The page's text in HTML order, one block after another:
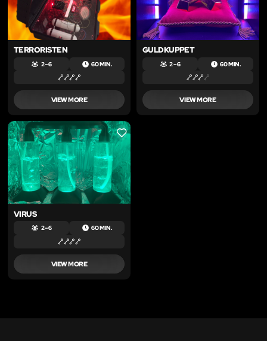
TERRORISTEN
2 – 6 60 MIN.
VIEW MORE
GULDKUPPET
2 – 6 60 MIN.
VIEW MORE
LIKE
VIRUS
2 – 6 60 MIN.
VIEW MORE